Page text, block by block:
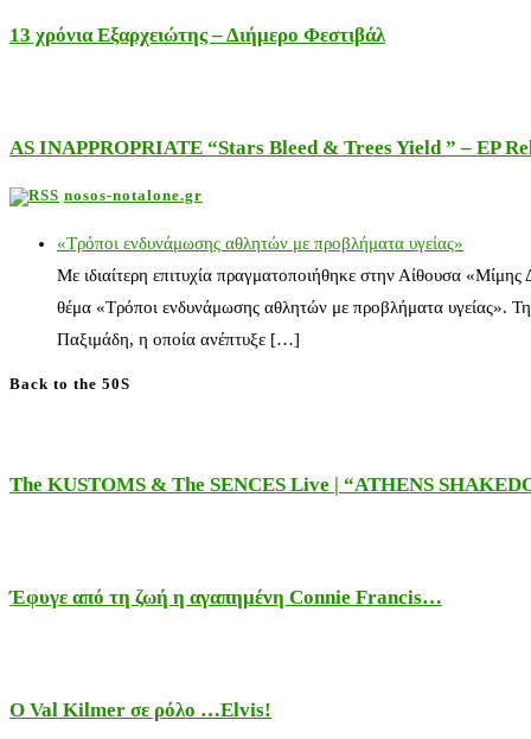
13 χρόνια Εξαρχειώτης – Διήμερο Φεστιβάλ
AS INAPPROPRIATE “Stars Bleed & Trees Yield ” – EP
nosos-notalone.gr
«Τρόποι ενδυνάμωσης αθλητών με προβλήματα υγείας»
Με ιδιαίτερη επιτυχία πραγματοποιήθηκε στην Αίθουσα
θέμα «Τρόποι ενδυνάμωσης αθλητών με προβλήματα υγείας».
Παξιμάδη, η οποία ανέπτυξε […]
Back to the 50S
The KUSTOMS & The SENCES Live | “ATHENS
Έφυγε από τη ζωή η αγαπημένη Connie Francis…
Ο Val Kilmer σε ρόλο …Elvis!